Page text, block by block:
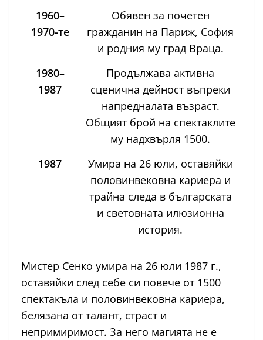
1960–
1970-те
Обявен за почетен
гражданин на Париж, София
и родния му град Враца.
1980–
1987
Продължава активна
сценична дейност въпреки
напредналата възраст.
Общият брой на спектаклите
му надхвърля 1500.
1987
Умира на 26 юли, оставяйки
половинвековна кариера и
трайна следа в българската
и световната илюзионна
история.
Мистер Сенко умира на 26 юли 1987 г.,
оставяйки след себе си повече от 1500
спектакъла и половинвековна кариера,
белязана от талант, страст и
непримиримост. За него магията не е